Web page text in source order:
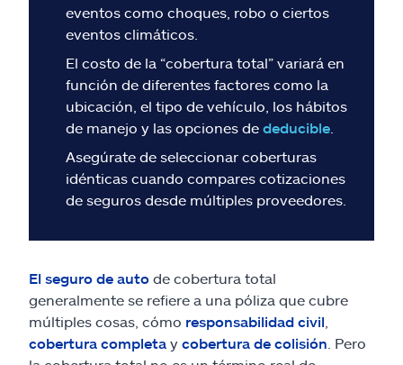
Buscar agente
Explore Allstate
Ashburn, VA 20146
eventos como choques, robo o ciertos
eventos climáticos.
El costo de la “cobertura total” variará en
función de diferentes factores como la
ubicación, el tipo de vehículo, los hábitos
de manejo y las opciones de deducible
Asegúrate de seleccionar coberturas
idénticas cuando compares cotizaciones
de seguros desde múltiples proveedores.
El seguro de auto de cobertura total
generalmente se refiere a una póliza que cubre
múltiples cosas, cómo responsabilidad civil
cobertura completa y cobertura de colisión . Pero